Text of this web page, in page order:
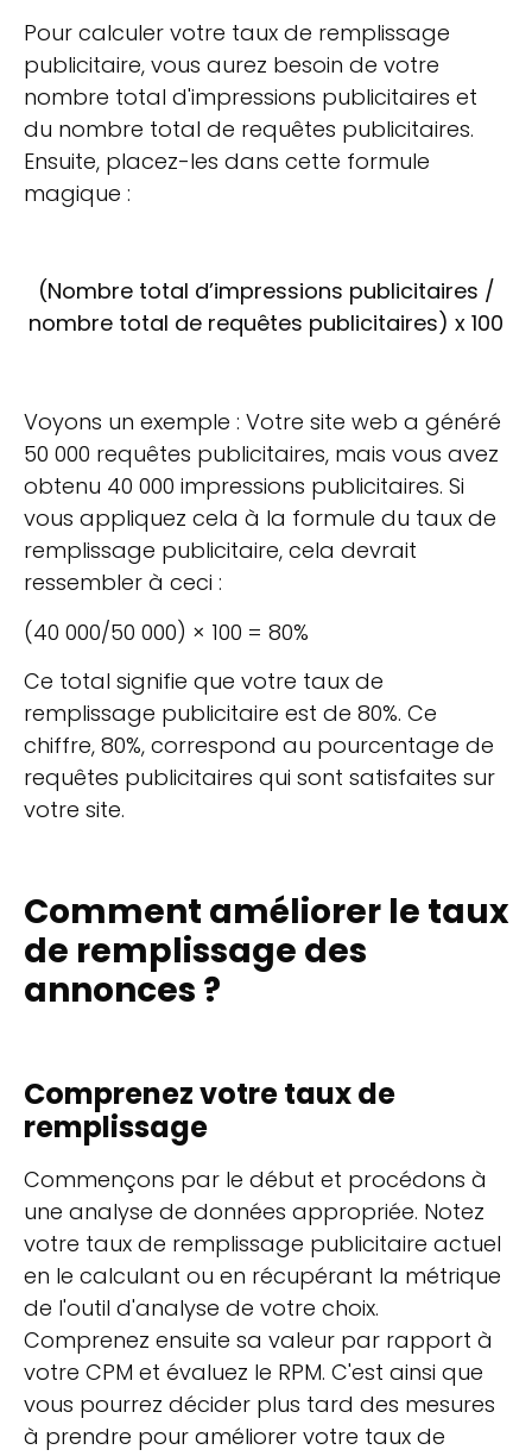
Pour calculer votre taux de remplissage
publicitaire, vous aurez besoin de votre
nombre total d'impressions publicitaires et
du nombre total de requêtes publicitaires.
Ensuite, placez-les dans cette formule
magique :
(Nombre total d’impressions publicitaires /
nombre total de requêtes publicitaires) x 100
Voyons un exemple : Votre site web a généré
50 000 requêtes publicitaires, mais vous avez
obtenu 40 000 impressions publicitaires. Si
vous appliquez cela à la formule du taux de
remplissage publicitaire, cela devrait
ressembler à ceci :
(40 000/50 000) × 100 = 80%
Ce total signifie que votre taux de
remplissage publicitaire est de 80%. Ce
chiffre, 80%, correspond au pourcentage de
requêtes publicitaires qui sont satisfaites sur
votre site.
Comment améliorer le taux
de remplissage des
annonces ?
Comprenez votre taux de
remplissage
Commençons par le début et procédons à
une analyse de données appropriée. Notez
votre taux de remplissage publicitaire actuel
en le calculant ou en récupérant la métrique
de l'outil d'analyse de votre choix.
Comprenez ensuite sa valeur par rapport à
votre CPM et évaluez le RPM. C'est ainsi que
vous pourrez décider plus tard des mesures
à prendre pour améliorer votre taux de